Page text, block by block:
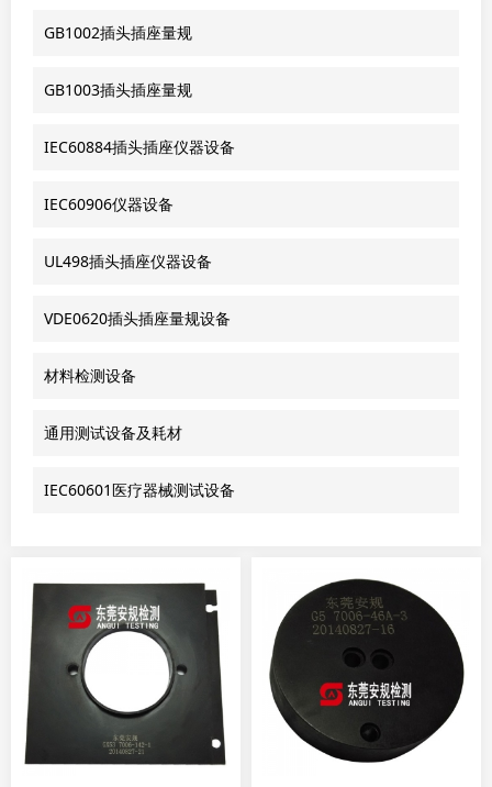
GB1002插头插座量规
GB1003插头插座量规
IEC60884插头插座仪器设备
IEC60906仪器设备
UL498插头插座仪器设备
VDE0620插头插座量规设备
材料检测设备
通用测试设备及耗材
IEC60601医疗器械测试设备